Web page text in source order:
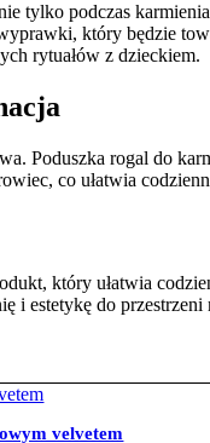
tylko podczas
który będzie
rytuałów z dzieckiem.
Poduszka rogal do
co ułatwia
który ułatwia
i estetykę do
velvetem